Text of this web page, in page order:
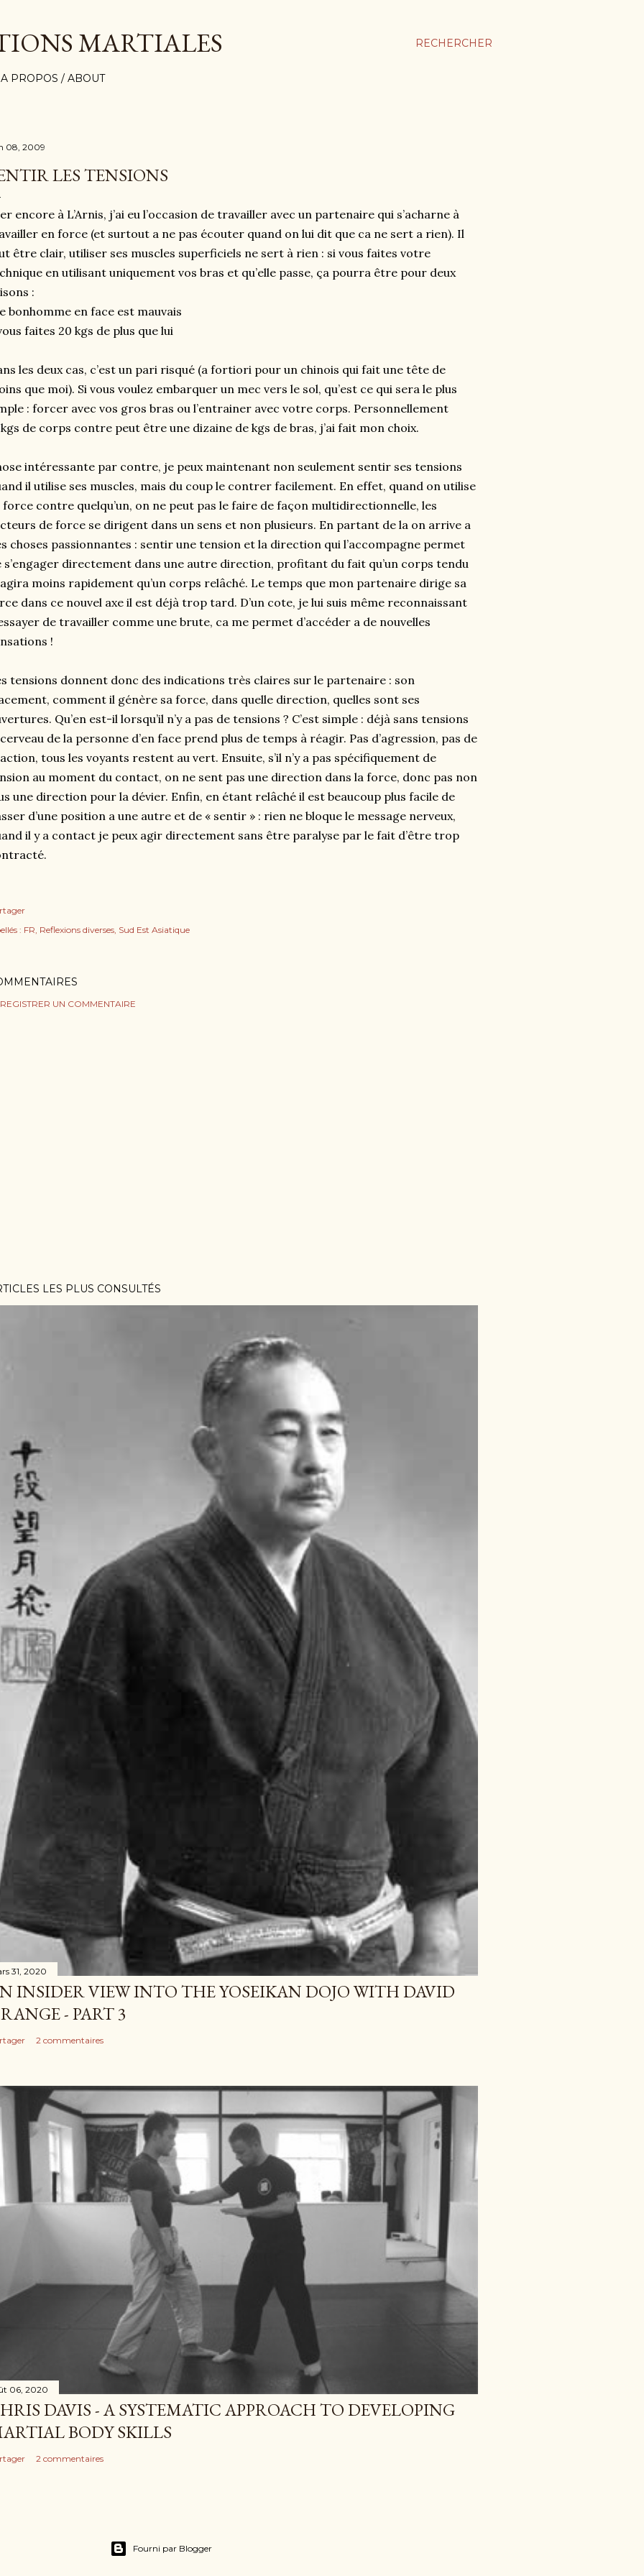
RECHERCHER
MARTIALES
A PROPOS / ABOUT
08, 2009
LES TENSIONS
encore à L’Arnis, j’ai eu l’occasion de travailler avec un partenaire qui s’acharne à
en force (et surtout a ne pas écouter quand on lui dit que ca ne sert a rien). Il
être clair, utiliser ses muscles superficiels ne sert à rien : si vous faites votre
en utilisant uniquement vos bras et qu’elle passe, ça pourra être pour deux
:
bonhomme en face est mauvais
faites 20 kgs de plus que lui
les deux cas, c’est un pari risqué (a fortiori pour un chinois qui fait une tête de
que moi). Si vous voulez embarquer un mec vers le sol, qu’est ce qui sera le plus
: forcer avec vos gros bras ou l’entrainer avec votre corps. Personnellement
de corps contre peut être une dizaine de kgs de bras, j’ai fait mon choix.
intéressante par contre, je peux maintenant non seulement sentir ses tensions
il utilise ses muscles, mais du coup le contrer facilement. En effet, quand on utilise
force contre quelqu’un, on ne peut pas le faire de façon multidirectionnelle, les
de force se dirigent dans un sens et non plusieurs. En partant de la on arrive a
choses passionnantes : sentir une tension et la direction qui l’accompagne permet
s’engager directement dans une autre direction, profitant du fait qu’un corps tendu
moins rapidement qu’un corps relâché. Le temps que mon partenaire dirige sa
dans ce nouvel axe il est déjà trop tard. D’un cote, je lui suis même reconnaissant
de travailler comme une brute, ca me permet d’accéder a de nouvelles
!
tensions donnent donc des indications très claires sur le partenaire : son
comment il génère sa force, dans quelle direction, quelles sont ses
Qu’en est-il lorsqu’il n’y a pas de tensions ? C’est simple : déjà sans tensions
de la personne d’en face prend plus de temps à réagir. Pas d’agression, pas de
tous les voyants restent au vert. Ensuite, s’il n’y a pas spécifiquement de
au moment du contact, on ne sent pas une direction dans la force, donc pas non
une direction pour la dévier. Enfin, en étant relâché il est beaucoup plus facile de
d’une position a une autre et de « sentir » : rien ne bloque le message nerveux,
il y a contact je peux agir directement sans être paralyse par le fait d’être trop
: FR Reflexions diverses Sud Est Asiatique
UN COMMENTAIRE
LES PLUS CONSULTÉS
31, 2020
INSIDER VIEW INTO THE YOSEIKAN DOJO WITH DAVID
- PART 3
2 commentaires
06, 2020
DAVIS - A SYSTEMATIC APPROACH TO DEVELOPING
BODY SKILLS
2 commentaires
Fourni par Blogger